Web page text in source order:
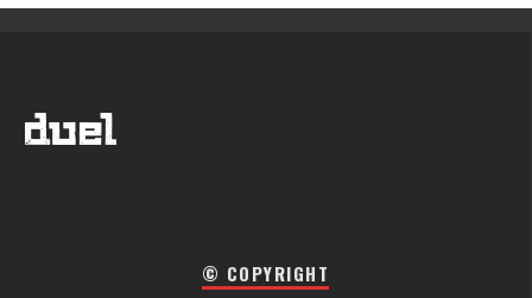
© COPYRIGHT